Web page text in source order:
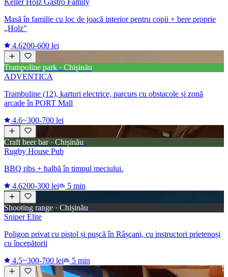
Masă în familie cu loc de joacă interior pentru copii + bere proprie
„Holz"
4.6200-600 lei
Trampoline park · Chișinău
ADVENTICA
Trambuline (12), karturi electrice, parcurs cu obstacole și zonă
arcade în PORT Mall
4.6~300-700 lei
Craft beer bar · Chișinău
Rugby House Pub
BBQ ribs + halbă în timpul meciului.
4.6200-300 lei 5 min
Shooting range · Chișinău
Sniper Elite
Poligon privat cu pistol și pușcă în Râșcani, cu instructori prietenoși
cu începătorii
4.5~300-700 lei 5 min